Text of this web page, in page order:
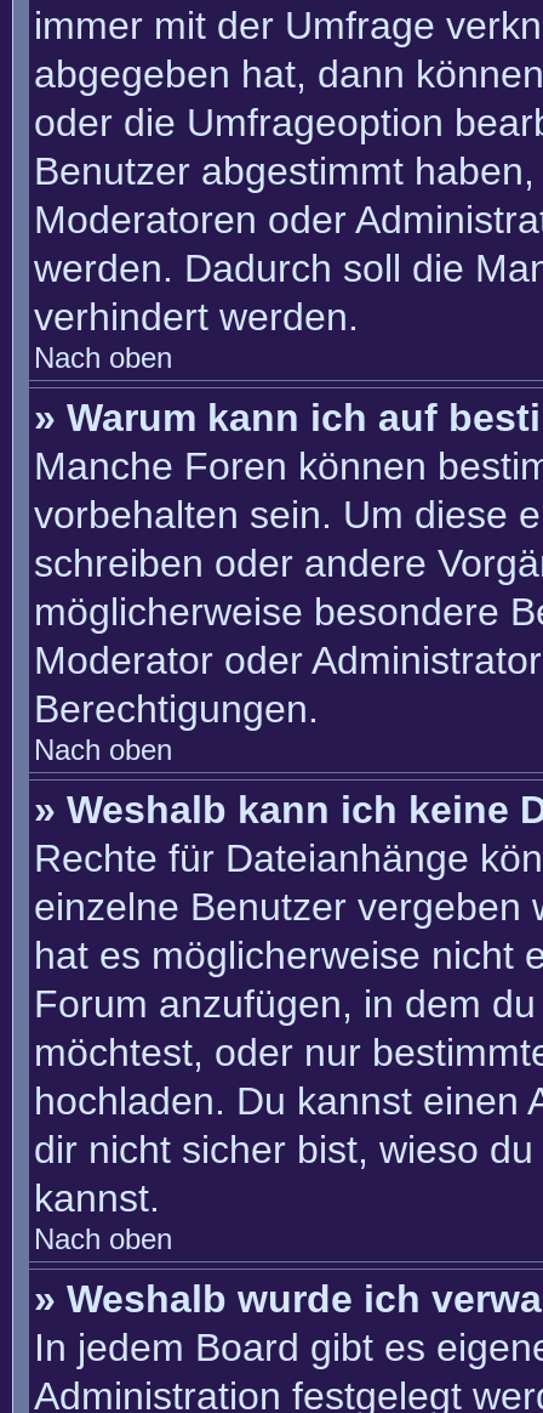
immer mit der Umfrage
abgegeben hat, dann
oder die Umfrageoption
Benutzer abgestimmt
Moderatoren oder
werden. Dadurch soll die
verhindert werden.
Nach oben
» Warum kann ich auf
Manche Foren können
vorbehalten sein. Um diese
schreiben oder andere
möglicherweise besondere
Moderator oder
Berechtigungen.
Nach oben
» Weshalb kann ich keine
Rechte für Dateianhänge
einzelne Benutzer vergeben
hat es möglicherweise nicht
Forum anzufügen, in dem
möchtest, oder nur
hochladen. Du kannst einen
dir nicht sicher bist, wieso
kannst.
Nach oben
» Weshalb wurde ich
In jedem Board gibt es
Administration festgelegt